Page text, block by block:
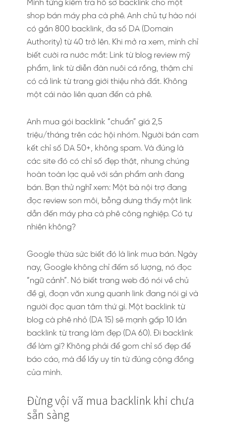
Mình từng kiểm tra hồ sơ backlink cho một
shop bán máy pha cà phê. Anh chủ tự hào nói
có gần 800 backlink, đa số DA (Domain
Authority) từ 40 trở lên. Khi mở ra xem, mình chỉ
biết cười ra nước mắt: Link từ blog review mỹ
phẩm, link từ diễn đàn nuôi cá rồng, thậm chí
có cả link từ trang giới thiệu nhà đất. Không
một cái nào liên quan đến cà phê.
Anh mua gói backlink “chuẩn” giá 2,5
triệu/tháng trên các hội nhóm. Người bán cam
kết chỉ số DA 50+, không spam. Và đúng là
các site đó có chỉ số đẹp thật, nhưng chúng
hoàn toàn lạc quẻ với sản phẩm anh đang
bán. Bạn thử nghĩ xem: Một bà nội trợ đang
đọc review son môi, bỗng dưng thấy một link
dẫn đến máy pha cà phê công nghiệp. Có tự
nhiên không?
Google thừa sức biết đó là link mua bán. Ngày
nay, Google không chỉ đếm số lượng, nó đọc
“ngữ cảnh”. Nó biết trang web đó nói về chủ
đề gì, đoạn văn xung quanh link đang nói gì và
người đọc quan tâm thứ gì. Một backlink từ
blog cà phê nhỏ (DA 15) sẽ mạnh gấp 10 lần
backlink từ trang làm đẹp (DA 60). Đi backlink
để làm gì? Không phải để gom chỉ số đẹp để
báo cáo, mà để lấy uy tín từ đúng cộng đồng
của mình.
Đừng vội vã mua backlink khi chưa
sẵn sàng